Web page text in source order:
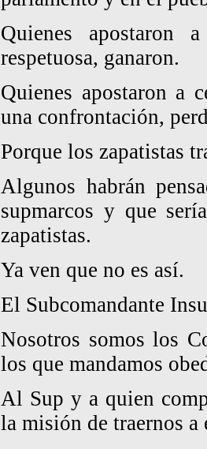
Quienes apostaron
respetuosa, ganaron.
Quienes apostaron a
una confrontación,
Porque los zapatistas
Algunos habrán
supmarcos y que
zapatistas.
Ya ven que no es así.
El Subcomandante
Nosotros somos los
los que mandamos
Al Sup y a quien
la misión de traernos a